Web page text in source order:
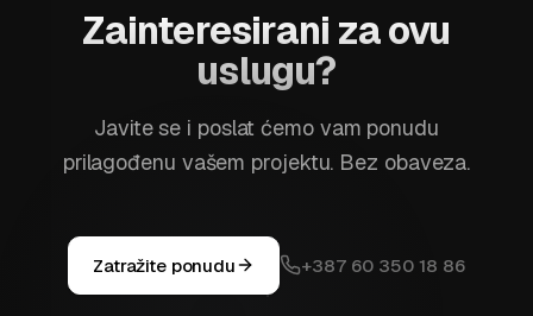
Zainteresirani za ovu
uslugu?
Javite se i poslat ćemo vam ponudu
prilagođenu vašem projektu. Bez obaveza.
Zatražite ponudu +387 60 350 18 86